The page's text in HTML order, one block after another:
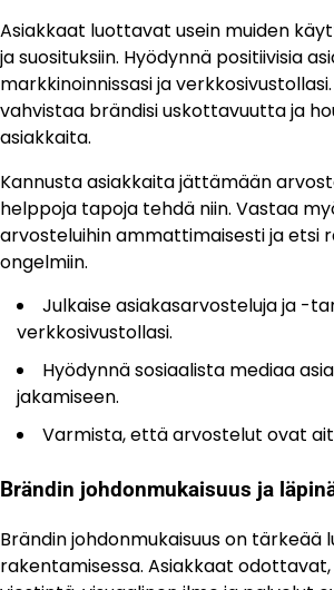
Asiakkaat luottavat usein muiden
ja suosituksiin. Hyödynnä positiivisia
markkinoinnissasi ja
vahvistaa brändisi uskottavuutta ja
asiakkaita.
Kannusta asiakkaita jättämään
helppoja tapoja tehdä niin. Vastaa
arvosteluihin ammattimaisesti ja etsi
ongelmiin.
Julkaise asiakasarvosteluja ja -
verkkosivustollasi.
Hyödynnä sosiaalista mediaa
jakamiseen.
Varmista, että arvostelut ovat
Brändin johdonmukaisuus ja
Brändin johdonmukaisuus on tärkeää
rakentamisessa. Asiakkaat